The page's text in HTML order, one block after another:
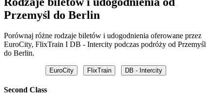
Przemyśl do Berlin
Porównaj różne rodzaje biletów i udogodnienia oferowane przez
EuroCity, FlixTrain I DB - Intercity podczas podróży od Przemyśl
do Berlin.
EuroCity FlixTrain DB - Intercity
Second Class